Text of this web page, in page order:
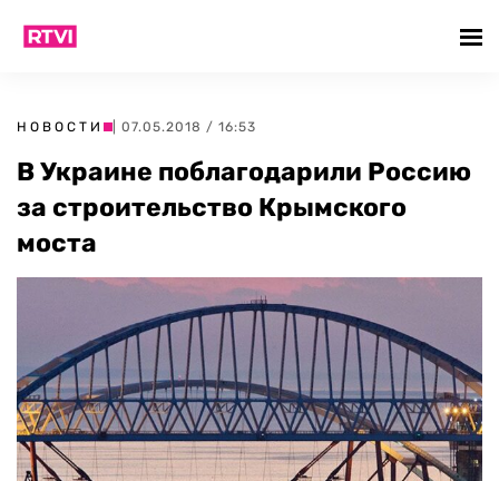
НОВОСТИ | 07.05.2018 / 16:53
В Украине поблагодарили Россию
за строительство Крымского
моста